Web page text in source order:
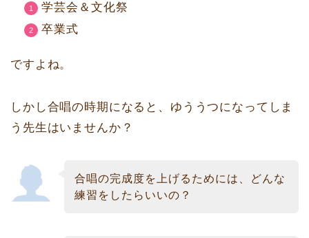
学芸会＆文化祭
卒業式
ですよね。
しかし合唱の時期になると、ゆううつになってしま
う先生はいませんか？
合唱の完成度を上げるためには、どんな
練習をしたらいいの？